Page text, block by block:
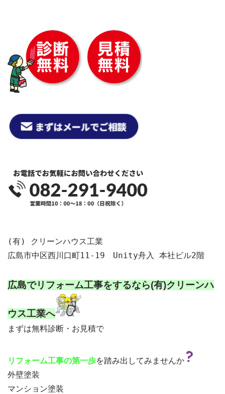
(有) クリーンハウス工業
広島市中区西川口町11-19　Unity舟入 本社ビル2階
広島でリフォーム工事をするなら(有)クリーンハ
ウス工業へ
まずは無料診断・お見積で
リフォーム工事の第一歩を踏み出してみませんか
外壁塗装
マンション塗装